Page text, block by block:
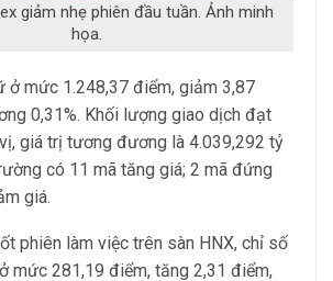
giảm nhẹ phiên đầu tuần. Ảnh minh
họa.
ở mức 1.248,37 điểm, giảm 3,87
0,31%. Khối lượng giao dịch đạt
giá trị tương đương là 4.039,292 tỷ
có 11 mã tăng giá; 2 mã đứng
giá.
phiên làm việc trên sàn HNX, chỉ số
mức 281,19 điểm, tăng 2,31 điểm,